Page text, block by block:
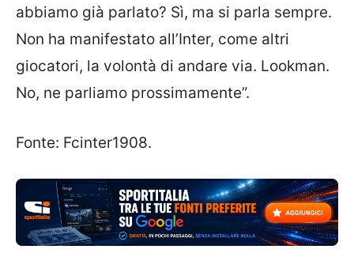
abbiamo già parlato? Sì, ma si parla sempre.
Non ha manifestato all’Inter, come altri
giocatori, la volontà di andare via. Lookman.
No, ne parliamo prossimamente”.
Fonte: Fcinter1908.